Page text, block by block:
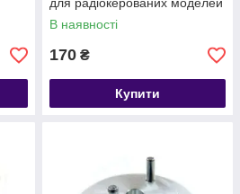
Himoto)
В наявності
170 ₴
Купити